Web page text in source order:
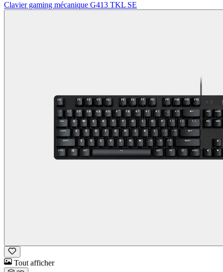
Clavier gaming mécanique G413 TKL SE
Tout afficher